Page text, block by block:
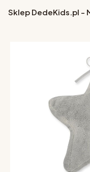
Sklep DedeKids.pl -